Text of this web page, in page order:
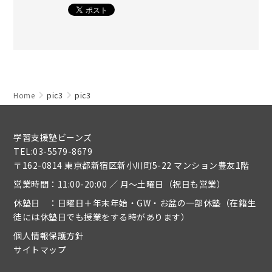
Home pic3 pic3
学習支援塾ビーンズ
TEL:03-5579-8679
〒162-0814 東京都新宿区新小川町5-22 マンション豊友1階
営業時間：11:00-20:00 ／ 月～土曜日（祝日も営業）
休塾日 ：日曜日＋年末年始・GW・お盆の一部休塾（在籍生
徒には休塾日でも授業をする時があります）
個人情報保護方針
サイトマップ